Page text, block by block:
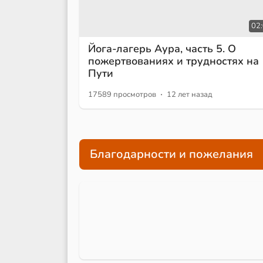
Йога-лагерь Аура, часть 5. О
пожертвованиях и трудностях на
Пути
17589 просмотров · 12 лет назад
Благодарности и пожелания